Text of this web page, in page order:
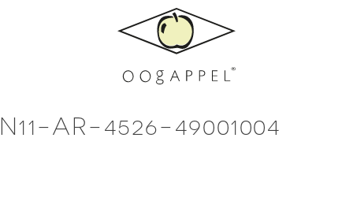
AR-4526-49001004